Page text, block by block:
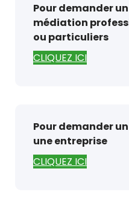
Pour demander
médiation
ou particuliers
CLIQUEZ ICI
Pour demander
une entreprise
CLIQUEZ ICI